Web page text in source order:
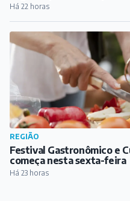
Há 22 horas
REGIÃO
Festival Gastronômico e
começa nesta sexta-feira
Há 23 horas